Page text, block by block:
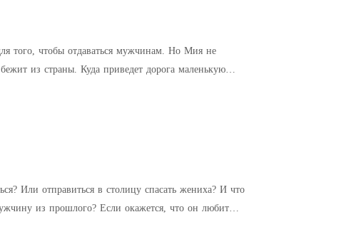
того, чтобы отдаваться мужчинам. Но Мия не
из страны. Куда приведет дорога маленькую
Или отправиться в столицу спасать жениха? И что
из прошлого? Если окажется, что он любит